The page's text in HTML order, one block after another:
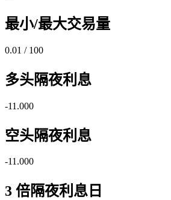
最小/最大交易量
0.01 / 100
多头隔夜利息
-11.000
空头隔夜利息
-11.000
3 倍隔夜利息日